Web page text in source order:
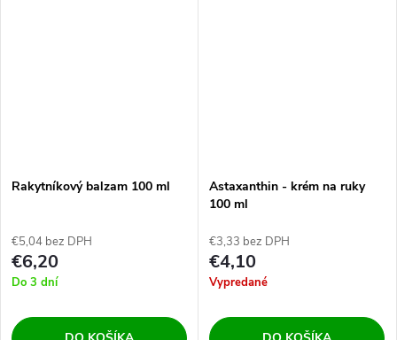
Rakytníkový balzam 100 ml
€5,04 bez DPH
€6,20
Do 3 dní
Astaxanthin - krém na ruky
100 ml
€3,33 bez DPH
€4,10
Vypredané